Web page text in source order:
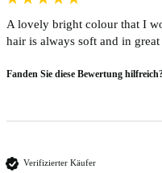
A lovely bright colour that I
hair is always soft and in
Fanden Sie diese Bewertung
Verifizierter Käufer